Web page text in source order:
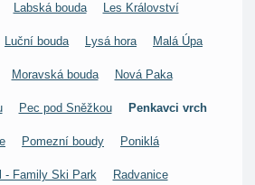
Labská bouda Les Království
Luční bouda Lysá hora Malá Úpa
Moravská bouda Nová Paka
Pec pod Sněžkou Penkavci vrch
Pomezní boudy Poniklá
- Family Ski Park Radvanice